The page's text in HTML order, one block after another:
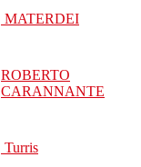
MATERDEI
ROBERTO
CARANNANTE
Turris